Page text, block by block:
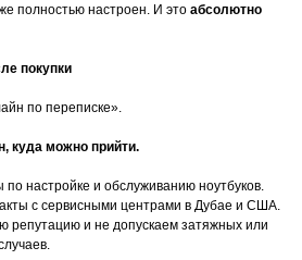
полностью настроен. И это абсолютно
покупки
по переписке».
куда можно прийти.
настройке и обслуживанию ноутбуков.
с сервисными центрами в Дубае и США.
репутацию и не допускаем затяжных или